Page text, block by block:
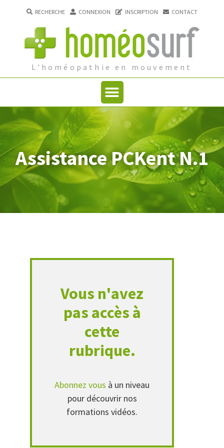
L'homéopathie en mouvement
RECHERCHE CONNEXION INSCRIPTION CONTACT
Assistance PCKent N.1
Vous n'avez
pas accès à
cette
rubrique.
Abonnez vous à un niveau
pour découvrir nos
formations vidéos.